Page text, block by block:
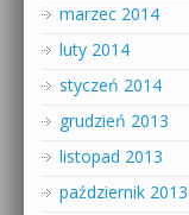
marzec 2014
luty 2014
styczeń 2014
grudzień 2013
listopad 2013
październik 2013